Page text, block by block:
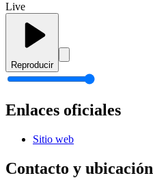
Live
Reproducir
Enlaces oficiales
Sitio web
Contacto y ubicación